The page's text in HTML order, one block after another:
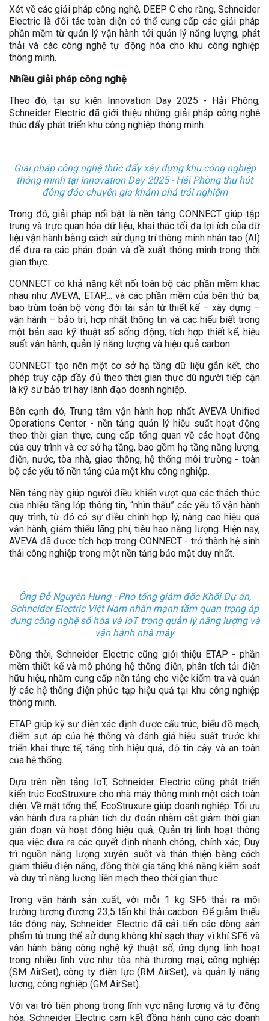
Xét về các giải pháp công nghệ, DEEP C cho rằng, Schneider
Electric là đối tác toàn diện có thể cung cấp các giải pháp
phần mềm từ quản lý vận hành tới quản lý năng lượng, phát
thải và các công nghệ tự động hóa cho khu công nghiệp
thông minh.
Nhiều giải pháp công nghệ
Theo đó, tại sự kiện Innovation Day 2025 - Hải Phòng,
Schneider Electric đã giới thiệu những giải pháp công nghệ
thúc đẩy phát triển khu công nghiệp thông minh.
Giải pháp công nghệ thúc đẩy xây dựng khu công nghiệp
thông minh tại Innovation Day 2025 - Hải Phòng thu hút
đông đảo chuyên gia khám phá trải nghiệm
Trong đó, giải pháp nổi bật là nền tảng CONNECT giúp tập
trung và trực quan hóa dữ liệu, khai thác tối đa lợi ích của dữ
liệu vận hành bằng cách sử dụng trí thông minh nhân tạo (AI)
để đưa ra các phán đoán và đề xuất thông minh trong thời
gian thực.
CONNECT có khả năng kết nối toàn bộ các phần mềm khác
nhau như AVEVA, ETAP,... và các phần mềm của bên thứ ba,
bao trùm toàn bộ vòng đời tài sản từ thiết kế – xây dựng –
vận hành – bảo trì, hợp nhất thông tin và các hiểu biết trong
một bản sao kỹ thuật số sống động, tích hợp thiết kế, hiệu
suất vận hành, quản lý năng lượng và hiệu quả carbon.
CONNECT tạo nên một cơ sở hạ tầng dữ liệu gắn kết, cho
phép truy cập đầy đủ theo thời gian thực dù người tiếp cận
là kỹ sư bảo trì hay lãnh đạo doanh nghiệp.
Bên cạnh đó, Trung tâm vận hành hợp nhất AVEVA Unified
Operations Center - nền tảng quản lý hiệu suất hoạt động
theo thời gian thực, cung cấp tổng quan về các hoạt động
của quy trình và cơ sở hạ tầng, bao gồm hạ tầng năng lượng,
điện, nước, tòa nhà, giao thông, hệ thống môi trường - toàn
bộ các yếu tố nền tảng của một khu công nghiệp.
Nền tảng này giúp người điều khiển vượt qua các thách thức
của nhiều tầng lớp thông tin, “nhìn thấu” các yếu tố vận hành
quy trình, từ đó có sự điều chỉnh hợp lý, nâng cao hiệu quả
vận hành, giảm thiểu lãng phí, tiêu hao năng lượng. Hiện nay,
AVEVA đã được tích hợp trong CONNECT - trở thành hệ sinh
thái công nghiệp trong một nền tảng bảo mật duy nhất.
Ông Đỗ Nguyên Hưng - Phó tổng giám đốc Khối Dự án,
Schneider Electric Việt Nam nhấn mạnh tầm quan trọng áp
dụng công nghệ số hóa và IoT trong quản lý năng lượng và
vận hành nhà máy
Đồng thời, Schneider Electric cũng giới thiệu ETAP - phần
mềm thiết kế và mô phỏng hệ thống điện, phân tích tải điện
hữu hiệu, nhằm cung cấp nền tảng cho việc kiểm tra và quản
lý các hệ thống điện phức tạp hiệu quả tại khu công nghiệp
thông minh.
ETAP giúp kỹ sư điện xác định được cấu trúc, biểu đồ mạch,
điểm sụt áp của hệ thống và đánh giá hiệu suất trước khi
triển khai thực tế, tăng tính hiệu quả, độ tin cậy và an toàn
của hệ thống.
Dựa trên nền tảng IoT, Schneider Electric cũng phát triển
kiến trúc EcoStruxure cho nhà máy thông minh một cách toàn
diện. Về mặt tổng thể, EcoStruxure giúp doanh nghiệp: Tối ưu
vận hành đưa ra phân tích dự đoán nhằm cắt giảm thời gian
gián đoạn và hoạt động hiệu quả; Quản trị linh hoạt thông
qua việc đưa ra các quyết định nhanh chóng, chính xác; Duy
trì nguồn năng lượng xuyên suốt và thân thiện bằng cách
giảm thiểu điện năng, đồng thời gia tăng khả năng kiểm soát
và duy trì năng lượng liền mạch theo thời gian thực.
Trong vận hành sản xuất, với mỗi 1 kg SF6 thải ra môi
trường tương đương 23,5 tấn khí thải cacbon. Để giảm thiểu
tác động này, Schneider Electric đã cải tiến các dòng sản
phẩm tủ trung thế sử dụng không khí sạch thay vì khí SF6 và
vận hành bằng công nghệ kỹ thuật số, ứng dụng linh hoạt
trong nhiều lĩnh vực như tòa nhà thương mại, công nghiệp
(SM AirSet), công ty điện lực (RM AirSet), và quản lý năng
lượng, công nghiệp (GM AirSet).
Với vai trò tiên phong trong lĩnh vực năng lượng và tự động
hóa, Schneider Electric cam kết đồng hành cùng các doanh